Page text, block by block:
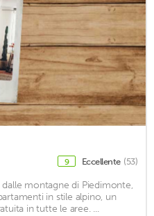
9 Eccellente (53)
montagne di Piedimonte,
in stile alpino, un
in tutte le aree. ...